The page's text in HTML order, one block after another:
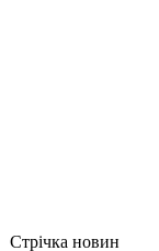
Стрічка новин